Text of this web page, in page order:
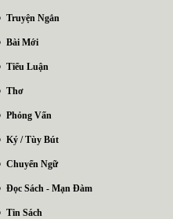
Truyện Ngắn
Bài Mới
Tiểu Luận
Thơ
Phỏng Vấn
Ký / Tùy Bút
Chuyển Ngữ
Đọc Sách - Mạn Đàm
Tin Sách